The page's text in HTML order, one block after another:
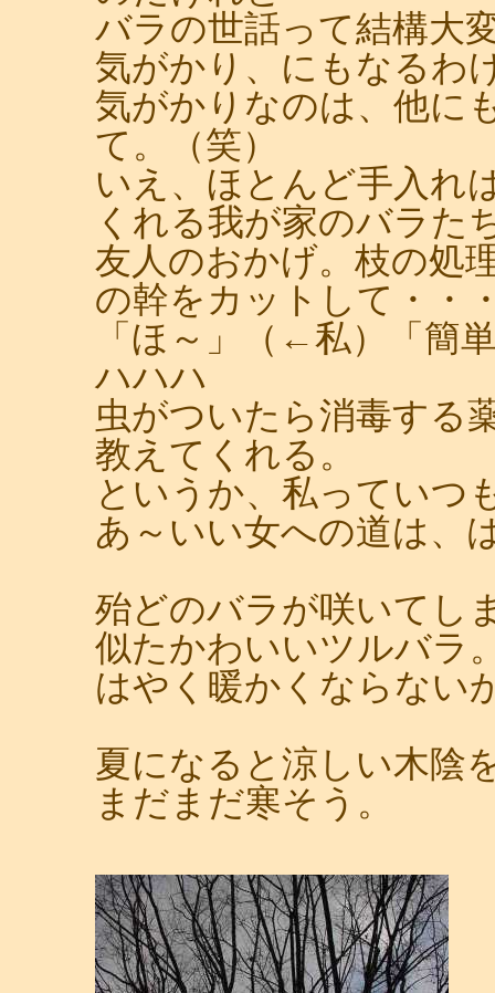
バラの世話って結構大
気がかり、にもなるわ
気がかりなのは、他に
て。（笑）
いえ、ほとんど手入れ
くれる我が家のバラた
友人のおかげ。枝の処
の幹をカットして・・
「ほ～」（←私）「簡
ハハハ
虫がついたら消毒する
教えてくれる。
というか、私っていつ
あ～いい女への道は、
殆どのバラが咲いてし
似たかわいいツルバラ
はやく暖かくならない
夏になると涼しい木陰
まだまだ寒そう。